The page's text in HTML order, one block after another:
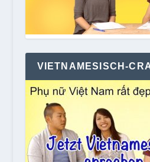
VIETNAMESISCH-